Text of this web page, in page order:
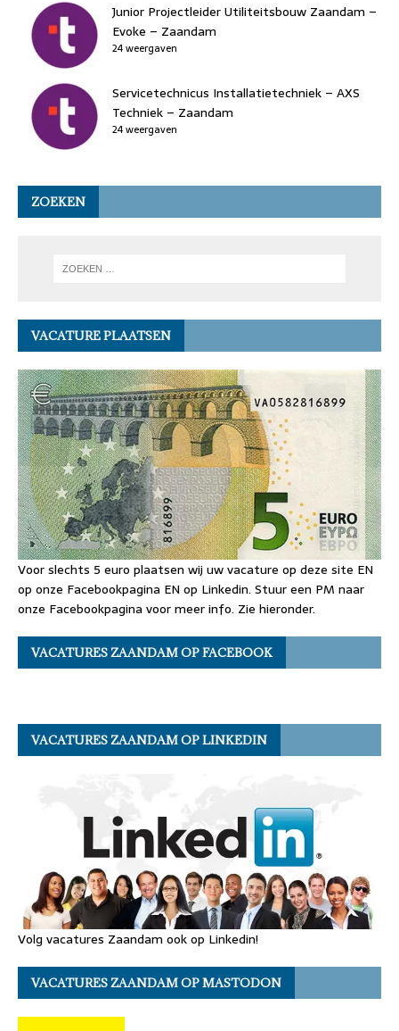
Junior Projectleider Utiliteitsbouw Zaandam –
Evoke – Zaandam
24 weergaven
Servicetechnicus Installatietechniek – AXS
Techniek – Zaandam
24 weergaven
ZOEKEN
VACATURE PLAATSEN
Voor slechts 5 euro plaatsen wij uw vacature op deze site EN
op onze Facebookpagina EN op Linkedin. Stuur een PM naar
onze Facebookpagina voor meer info. Zie hieronder.
VACATURES ZAANDAM OP FACEBOOK
VACATURES ZAANDAM OP LINKEDIN
Volg vacatures Zaandam ook op Linkedin!
VACATURES ZAANDAM OP MASTODON